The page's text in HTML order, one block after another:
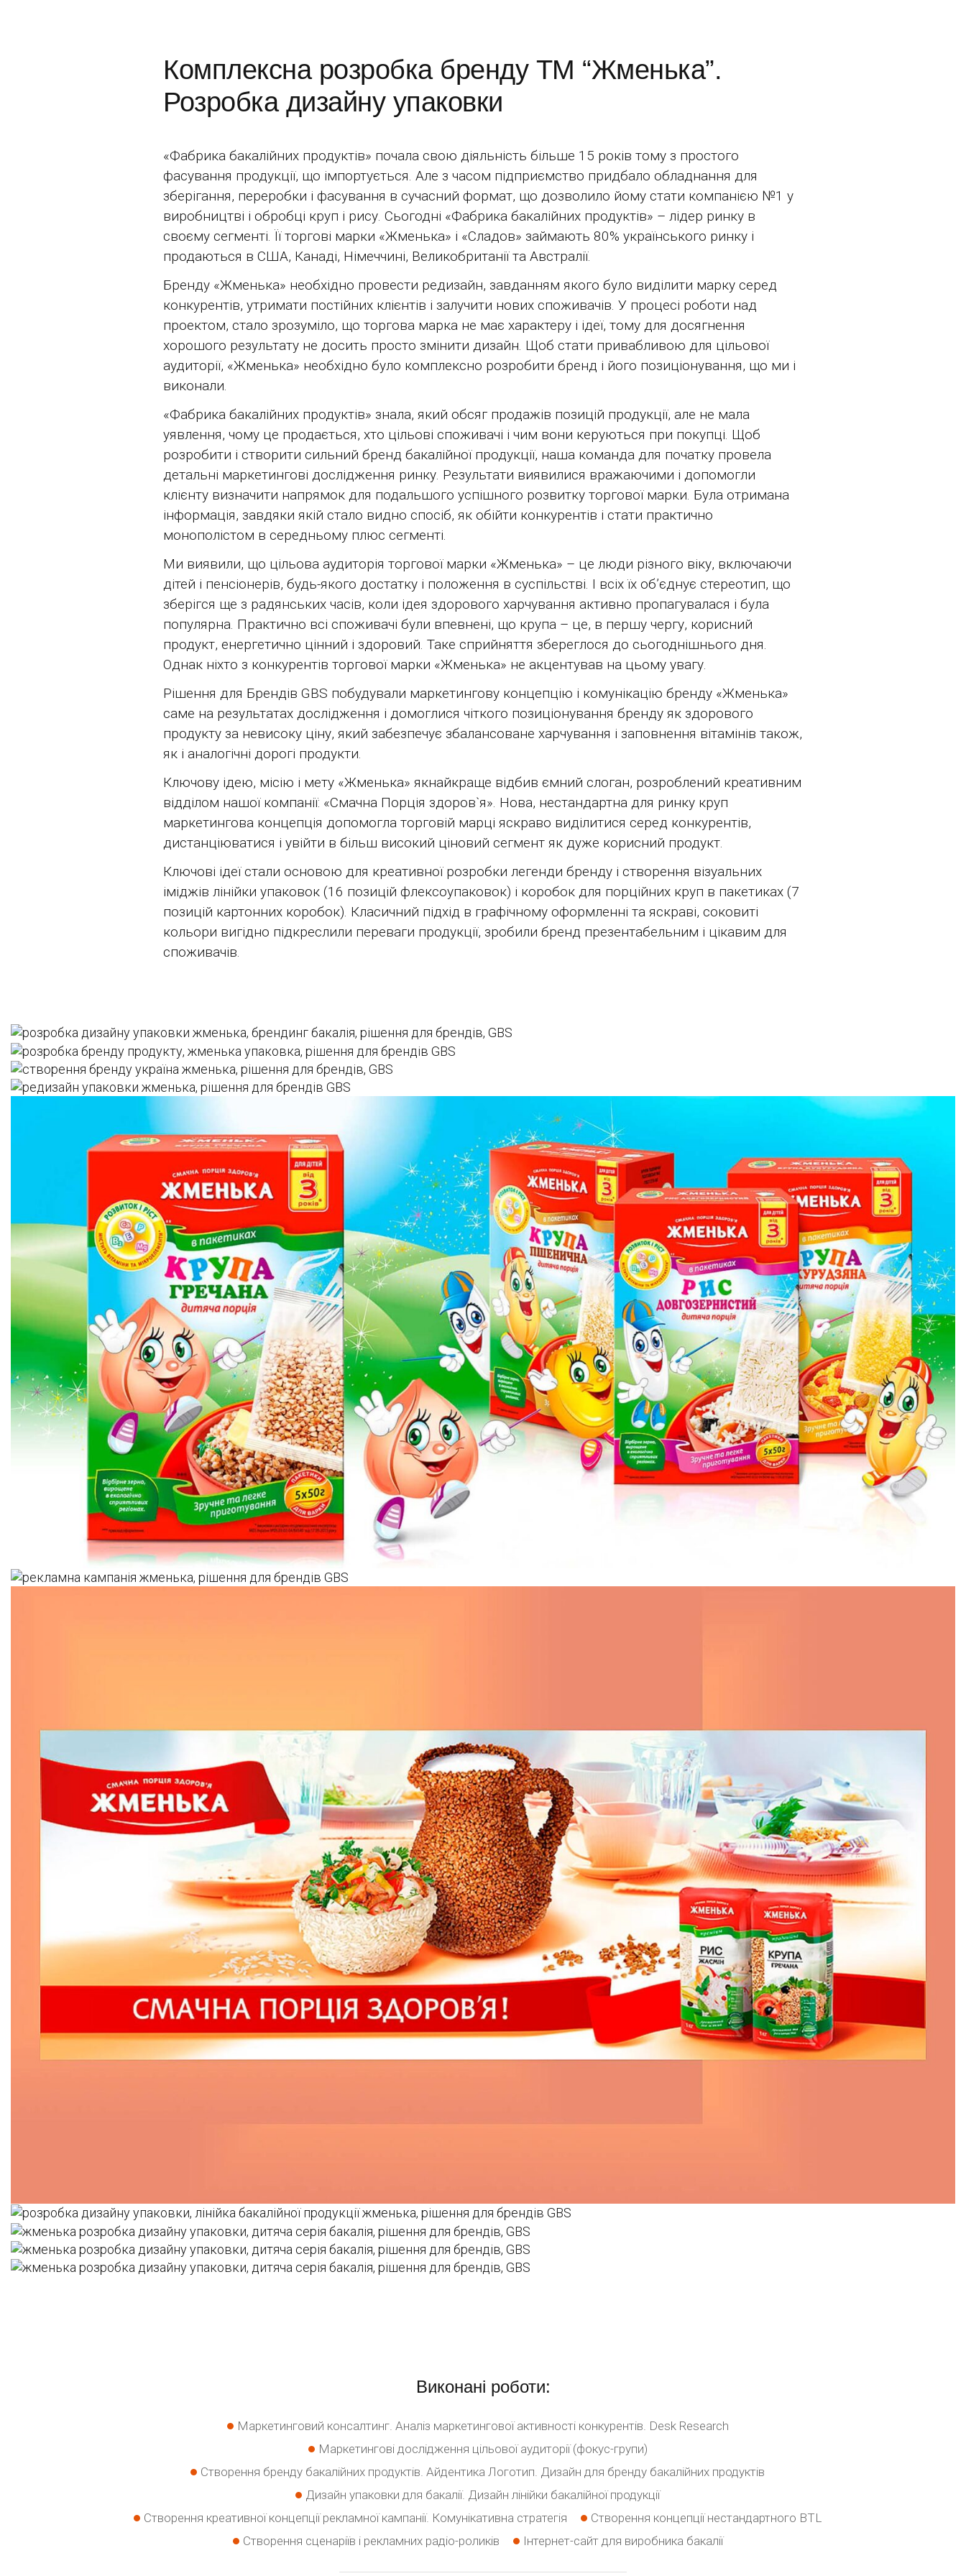
Комплексна розробка бренду ТМ “Жменька”.
Розробка дизайну упаковки
«Фабрика бакалійних продуктів» почала свою діяльність більше 15 років тому з простого
фасування продукції, що імпортується. Але з часом підприємство придбало обладнання для
зберігання, переробки і фасування в сучасний формат, що дозволило йому стати компанією №1 у
виробництві і обробці круп і рису. Сьогодні «Фабрика бакалійних продуктів» – лідер ринку в
своєму сегменті. Її торгові марки «Жменька» і «Сладов» займають 80% українського ринку і
продаються в США, Канаді, Німеччині, Великобританії та Австралії.
Бренду «Жменька» необхідно провести редизайн, завданням якого було виділити марку серед
конкурентів, утримати постійних клієнтів і залучити нових споживачів. У процесі роботи над
проектом, стало зрозуміло, що торгова марка не має характеру і ідеї, тому для досягнення
хорошого результату не досить просто змінити дизайн. Щоб стати привабливою для цільової
аудиторії, «Жменька» необхідно було комплексно розробити бренд і його позиціонування, що ми і
виконали.
«Фабрика бакалійних продуктів» знала, який обсяг продажів позицій продукції, але не мала
уявлення, чому це продається, хто цільові споживачі і чим вони керуються при покупці. Щоб
розробити і створити сильний бренд бакалійної продукції, наша команда для початку провела
детальні маркетингові дослідження ринку. Результати виявилися вражаючими і допомогли
клієнту визначити напрямок для подальшого успішного розвитку торгової марки. Була отримана
інформація, завдяки якій стало видно спосіб, як обійти конкурентів і стати практично
монополістом в середньому плюс сегменті.
Ми виявили, що цільова аудиторія торгової марки «Жменька» – це люди різного віку, включаючи
дітей і пенсіонерів, будь-якого достатку і положення в суспільстві. І всіх їх об’єднує стереотип, що
зберігся ще з радянських часів, коли ідея здорового харчування активно пропагувалася і була
популярна. Практично всі споживачі були впевнені, що крупа – це, в першу чергу, корисний
продукт, енергетично цінний і здоровий. Таке сприйняття збереглося до сьогоднішнього дня.
Однак ніхто з конкурентів торгової марки «Жменька» не акцентував на цьому увагу.
Рішення для Брендів GBS побудували маркетингову концепцію і комунікацію бренду «Жменька»
саме на результатах дослідження і домоглися чіткого позиціонування бренду як здорового
продукту за невисоку ціну, який забезпечує збалансоване харчування і заповнення вітамінів також,
як і аналогічні дорогі продукти.
Ключову ідею, місію і мету «Жменька» якнайкраще відбив ємний слоган, розроблений креативним
відділом нашої компанії: «Смачна Порція здоров`я». Нова, нестандартна для ринку круп
маркетингова концепція допомогла торговій марці яскраво виділитися серед конкурентів,
дистанціюватися і увійти в більш високий ціновий сегмент як дуже корисний продукт.
Ключові ідеї стали основою для креативної розробки легенди бренду і створення візуальних
іміджів лінійки упаковок (16 позицій флексоупаковок) і коробок для порційних круп в пакетиках (7
позицій картонних коробок). Класичний підхід в графічному оформленні та яскраві, соковиті
кольори вигідно підкреслили переваги продукції, зробили бренд презентабельним і цікавим для
споживачів.
Виконані роботи:
Маркетинговий консалтинг. Аналіз маркетингової активності конкурентів. Desk Research
Маркетингові дослідження цільової аудиторії (фокус-групи)
Створення бренду бакалійних продуктів. Айдентика Логотип. Дизайн для бренду бакалійних продуктів
Дизайн упаковки для бакалії. Дизайн лінійки бакалійної продукції
Створення креативної концепції рекламної кампанії. Комунікативна стратегія
Створення концепції нестандартного BTL
Створення сценаріїв і рекламних радіо-роликів
Інтернет-сайт для виробника бакалії